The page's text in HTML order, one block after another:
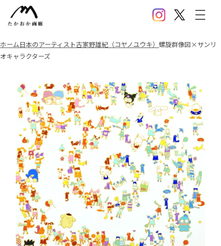
InstagramX(Twitter)
メニ
ホーム日本のアーティスト古家野雄紀（コヤノユウキ） 螺旋群像図×サンリ
オキャラクターズ